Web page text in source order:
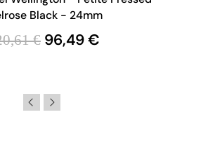
Black - 24mm
€ 96,49 €